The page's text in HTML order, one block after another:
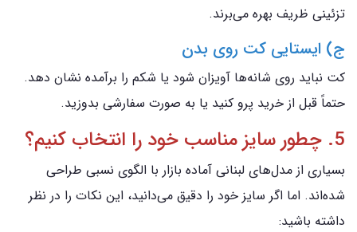
تزئینی ظریف بهره می‌برند.
ج) ایستایی کت روی بدن
کت نباید روی شانه‌ها آویزان شود یا شکم را برآمده نشان دهد.
حتماً قبل از خرید پرو کنید یا به صورت سفارشی بدوزید.
5. چطور سایز مناسب خود را انتخاب کنیم؟
بسیاری از مدل‌های لبنانی آماده بازار با الگوی نسبی طراحی
شده‌اند. اما اگر سایز خود را دقیق می‌دانید، این نکات را در نظر
داشته باشید: